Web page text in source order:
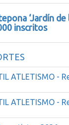
‘Jardín
inscritos
ATLETISMO -
ATLETISMO -